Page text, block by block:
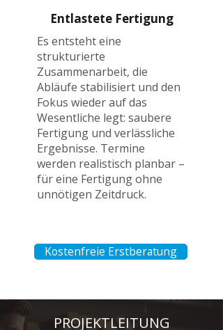
Entlastete Fertigung
Es entsteht eine
strukturierte
Zusammenarbeit, die
Abläufe stabilisiert und den
Fokus wieder auf das
Wesentliche legt: saubere
Fertigung und verlässliche
Ergebnisse. Termine
werden realistisch planbar –
für eine Fertigung ohne
unnötigen Zeitdruck.
Kostenfreie Erstberatung
PROJEKTLEITUNG